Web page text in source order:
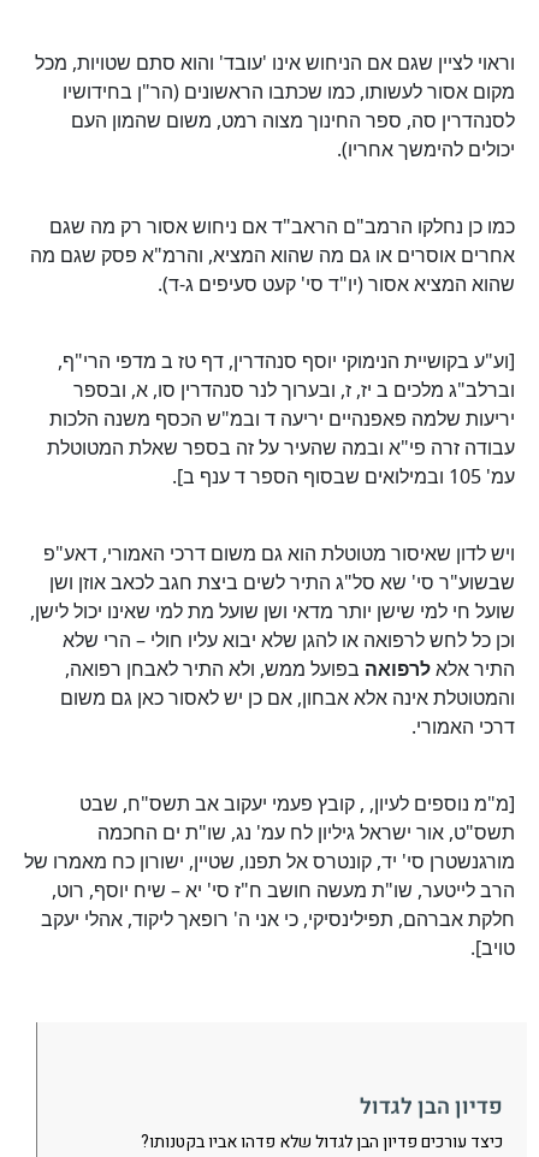
פדיון הבן לגדול
כיצד עורכים פדיון הבן לגדול שלא פדהו אביו בקטנותו?
וראוי לציין שגם אם הניחוש אינו 'עובד' והוא סתם שטויות, מכל
מקום אסור לעשותו, כמו שכתבו הראשונים (הר"ן בחידושיו
לסנהדרין סה, ספר החינוך מצוה רמט, משום שהמון העם
יכולים להימשך אחריו).
כמו כן נחלקו הרמב"ם הראב"ד אם ניחוש אסור רק מה שגם
אחרים אוסרים או גם מה שהוא המציא, והרמ"א פסק שגם מה
שהוא המציא אסור (יו"ד סי' קעט סעיפים ג-ד).
[וע"ע בקושיית הנימוקי יוסף סנהדרין, דף טז ב מדפי הרי"ף,
וברלב"ג מלכים ב יז, ז, ובערוך לנר סנהדרין סו, א, ובספר
יריעות שלמה פאפנהיים יריעה ד ובמ"ש הכסף משנה הלכות
עבודה זרה פי"א ובמה שהעיר על זה בספר שאלת המטוטלת
עמ' 105 ובמילואים שבסוף הספר ד ענף ב].
ויש לדון שאיסור מטוטלת הוא גם משום דרכי האמורי, דאע"פ
שבשוע"ר סי' שא סל"ג התיר לשים ביצת חגב לכאב אוזן ושן
שועל חי למי שישן יותר מדאי ושן שועל מת למי שאינו יכול לישן,
וכן כל לחש לרפואה או להגן שלא יבוא עליו חולי – הרי שלא
התיר אלאלרפואה בפועל ממש, ולא התיר לאבחן רפואה,
והמטוטלת אינה אלא אבחון, אם כן יש לאסור כאן גם משום
דרכי האמורי.
[מ"מ נוספים לעיון, , קובץ פעמי יעקוב אב תשס"ח, שבט
תשס"ט, אור ישראל גיליון לח עמ' נג, שו"ת ים החכמה
מורגנשטרן סי' יד, קונטרס אל תפנו, שטיין, ישורון כח מאמרו של
הרב לייטער, שו"ת מעשה חושב ח"ז סי' יא – שיח יוסף, רוט,
חלקת אברהם, תפילינסיקי, כי אני ה' רופאך ליקוד, אהלי יעקב
טויב].